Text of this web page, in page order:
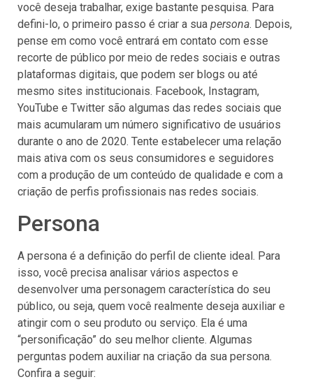
você deseja trabalhar, exige bastante pesquisa. Para
defini-lo, o primeiro passo é criar a sua persona. Depois,
pense em como você entrará em contato com esse
recorte de público por meio de redes sociais e outras
plataformas digitais, que podem ser blogs ou até
mesmo sites institucionais. Facebook, Instagram,
YouTube e Twitter são algumas das redes sociais que
mais acumularam um número significativo de usuários
durante o ano de 2020. Tente estabelecer uma relação
mais ativa com os seus consumidores e seguidores
com a produção de um conteúdo de qualidade e com a
criação de perfis profissionais nas redes sociais.
Persona
A persona é a definição do perfil de cliente ideal. Para
isso, você precisa analisar vários aspectos e
desenvolver uma personagem característica do seu
público, ou seja, quem você realmente deseja auxiliar e
atingir com o seu produto ou serviço. Ela é uma
“personificação” do seu melhor cliente. Algumas
perguntas podem auxiliar na criação da sua persona.
Confira a seguir: